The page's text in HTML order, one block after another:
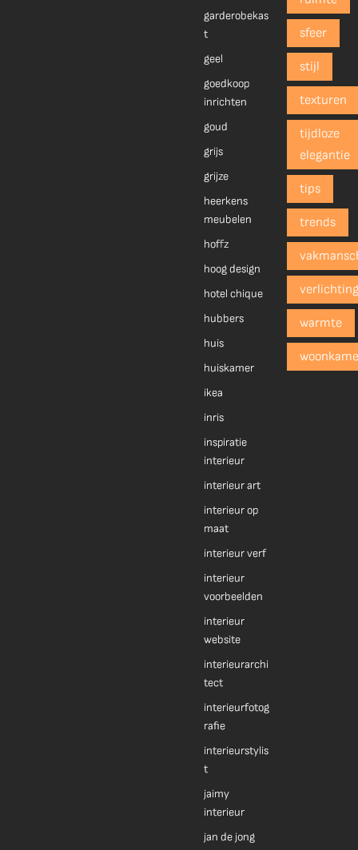
garderobekas
t
geel
goedkoop
inrichten
goud
grijs
grijze
heerkens
meubelen
hoffz
hoog design
hotel chique
hubbers
huis
huiskamer
ikea
inris
inspiratie
interieur
interieur art
interieur op
maat
interieur verf
interieur
voorbeelden
interieur
website
interieurarchi
tect
interieurfotog
rafie
interieurstylis
t
jaimy
interieur
jan de jong
sfeer
stijl
texturen
tijdloze
elegantie
tips
trends
warmte